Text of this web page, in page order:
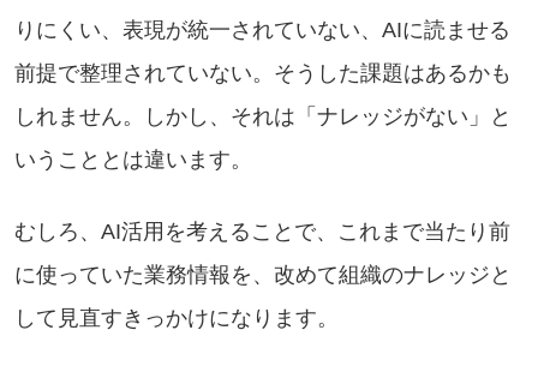
りにくい、表現が統一されていない、AIに読ませる
前提で整理されていない。そうした課題はあるかも
しれません。しかし、それは「ナレッジがない」と
いうこととは違います。
むしろ、AI活用を考えることで、これまで当たり前
に使っていた業務情報を、改めて組織のナレッジと
して見直すきっかけになります。